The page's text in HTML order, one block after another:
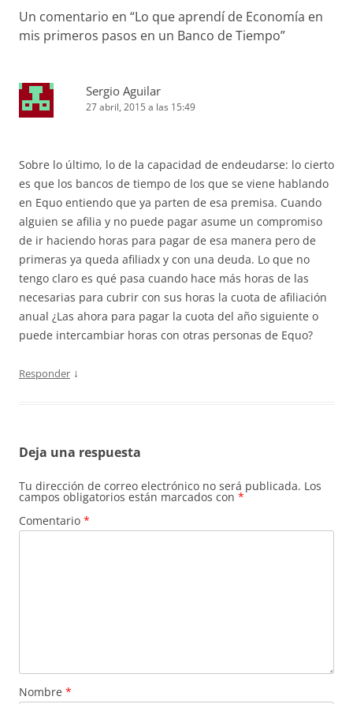
Un comentario en “Lo que aprendí de Economía en
mis primeros pasos en un Banco de Tiempo”
Sergio Aguilar
27 abril, 2015 a las 15:49
Sobre lo último, lo de la capacidad de endeudarse: lo cierto
es que los bancos de tiempo de los que se viene hablando
en Equo entiendo que ya parten de esa premisa. Cuando
alguien se afilia y no puede pagar asume un compromiso
de ir haciendo horas para pagar de esa manera pero de
primeras ya queda afiliadx y con una deuda. Lo que no
tengo claro es qué pasa cuando hace más horas de las
necesarias para cubrir con sus horas la cuota de afiliación
anual ¿Las ahora para pagar la cuota del año siguiente o
puede intercambiar horas con otras personas de Equo?
Responder ↓
Deja una respuesta
Tu dirección de correo electrónico no será publicada. Los
campos obligatorios están marcados con *
Comentario *
Nombre *